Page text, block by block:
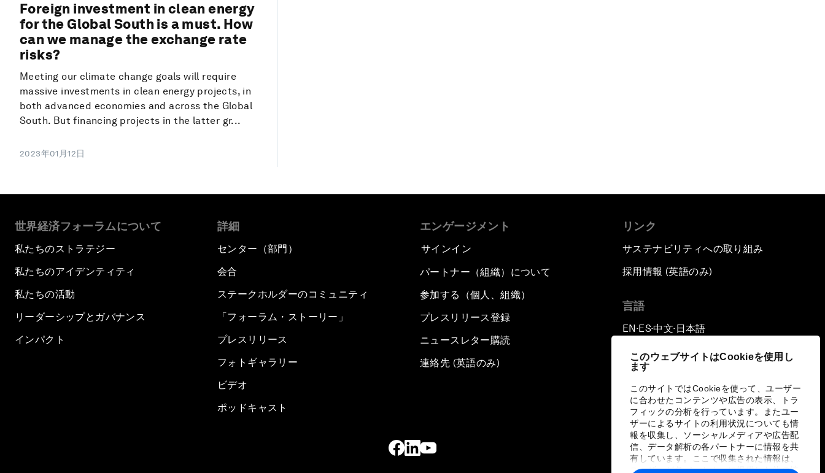
このウェブサイトはCookieを使用し
ます
このサイトではCookieを使って、ユーザー
に合わせたコンテンツや広告の表示、トラ
フィックの分析を行っています。またユー
ザーによるサイトの利用状況についても情
報を収集し、ソーシャルメディアや広告配
信、データ解析の各パートナーに情報を共
有しています。ここで収集された情報は、
ユーザーが各パートナーに提供した他の情
Foreign investment in clean energy
for the Global South is a must. How
can we manage the exchange rate
risks?
Meeting our climate change goals will require
massive investments in clean energy projects, in
both advanced economies and across the Global
South. But financing projects in the latter gr...
2023年01月12日
世界経済フォーラムについて
私たちのストラテジー
私たちのアイデンティティ
私たちの活動
リーダーシップとガバナンス
インパクト
詳細
センター（部門）
会合
ステークホルダーのコミュニティ
「フォーラム・ストーリー」
プレスリリース
フォトギャラリー
ビデオ
ポッドキャスト
エンゲージメント
サインイン
パートナー（組織）について
参加する（個人、組織）
プレスリリース登録
ニュースレター購読
連絡先 (英語のみ)
リンク
サステナビリティへの取り組み
採用情報 (英語のみ)
言語
EN ▪ ES▪中文▪ 日本語